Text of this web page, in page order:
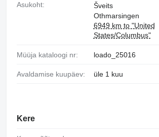
Asukoht:
Šveits
Othmarsingen
6949 km to "United
States/Columbus"
Müüja kataloogi nr: loado_25016
Avaldamise kuupäev: üle 1 kuu
Kere